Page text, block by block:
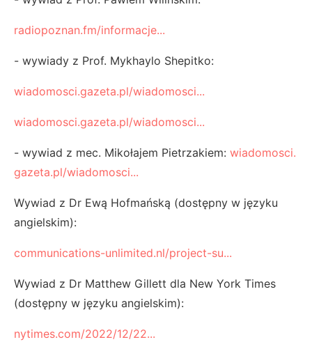
radiopoznan.fm/informacje...
- wywiady z Prof. Mykhaylo Shepitko:
wiadomosci.gazeta.pl/wiadomosci...
wiadomosci.gazeta.pl/wiadomosci...
- wywiad z mec. Mikołajem Pietrzakiem: wiadomosci.
gazeta.pl/wiadomosci...
Wywiad z Dr Ewą Hofmańską (dostępny w języku
angielskim):
communications-unlimited.nl/project-su...
Wywiad z Dr Matthew Gillett dla New York Times
(dostępny w języku angielskim):
nytimes.com/2022/12/22...